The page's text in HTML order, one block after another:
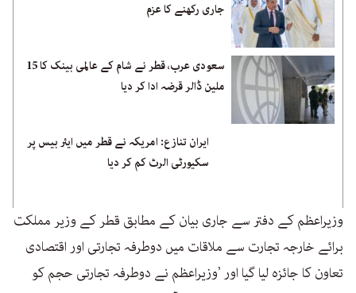
جاری رکھنے کا عزم
سعودی عرب، قطر نے شام کے عالمی بینک کا 15
ملین ڈالر قرضہ ادا کر دیا
ایران تنازع: امریکہ نے قطر میں ایئر بیس پر
سکیورٹی الرٹ کم کر دیا
وزیراعظم کے دفتر سے جاری بیان کے مطابق قطر کے وزیر مملکت
برائے خارجہ تجارت سے ملاقات میں دوطرفہ تجارتی اور اقتصادی
تعاون کا جائزہ لیا گیا اور ’وزیراعظم نے دوطرفہ تجارتی حجم کو